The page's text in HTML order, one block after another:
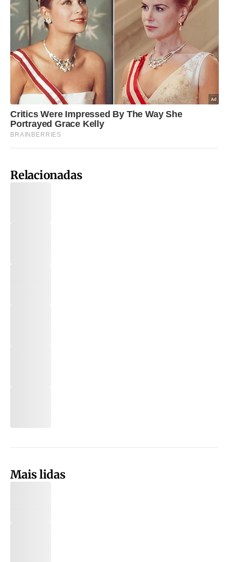
Relacionadas
Mais lidas